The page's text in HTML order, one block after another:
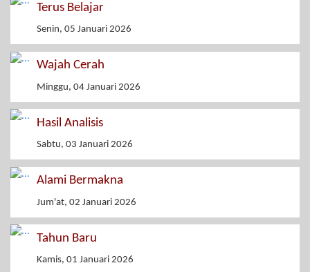
Terus Belajar
Senin, 05 Januari 2026
Wajah Cerah
Minggu, 04 Januari 2026
Hasil Analisis
Sabtu, 03 Januari 2026
Alami Bermakna
Jum'at, 02 Januari 2026
Tahun Baru
Kamis, 01 Januari 2026